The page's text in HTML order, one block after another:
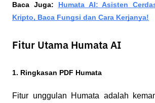
Baca Juga: Humata AI: Asisten
Kripto, Baca Fungsi dan Cara Kerjanya!
Fitur Utama Humata AI
1. Ringkasan PDF Humata
Fitur unggulan Humata adalah